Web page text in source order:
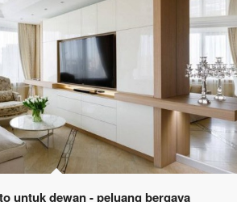
untuk dewan - peluang bergaya